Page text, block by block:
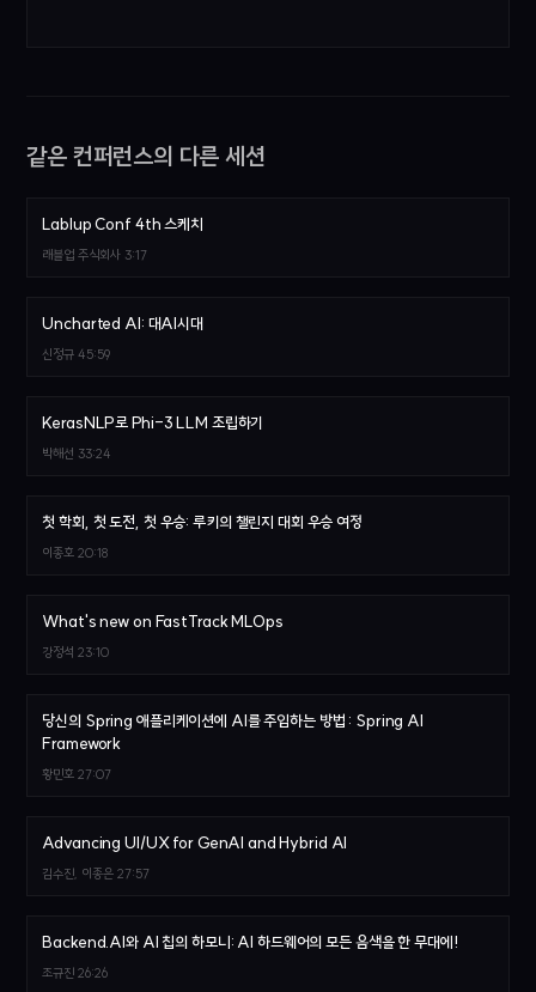
같은 컨퍼런스의 다른 세션
Lablup Conf 4th 스케치
래블업 주식회사 3:17
Uncharted AI: 대AI시대
신정규 45:59
KerasNLP로 Phi-3 LLM 조립하기
박해선 33:24
첫 학회, 첫 도전, 첫 우승: 루키의 챌린지 대회 우승 여정
이종호 20:18
What's new on FastTrack MLOps
강정석 23:10
당신의 Spring 애플리케이션에 AI를 주입하는 방법 : Spring AI
Framework
황민호 27:07
Advancing UI/UX for GenAI and Hybrid AI
김수진, 이종은 27:57
Backend.AI와 AI 칩의 하모니: AI 하드웨어의 모든 음색을 한 무대에!
조규진 26:26